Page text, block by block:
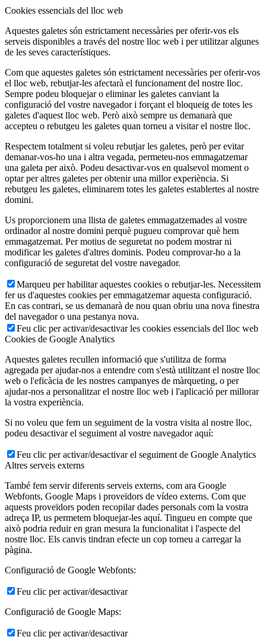
Cookies essencials del lloc web
Aquestes galetes són estrictament necessàries per oferir-vos els
serveis disponibles a través del nostre lloc web i per utilitzar algunes
de les seves característiques.
Com que aquestes galetes són estrictament necessàries per oferir-vos
el lloc web, rebutjar-les afectarà el funcionament del nostre lloc.
Sempre podeu bloquejar o eliminar les galetes canviant la
configuració del vostre navegador i forçant el bloqueig de totes les
galetes d'aquest lloc web. Però això sempre us demanarà que
accepteu o rebutgeu les galetes quan torneu a visitar el nostre lloc.
Respectem totalment si voleu rebutjar les galetes, però per evitar
demanar-vos-ho una i altra vegada, permeteu-nos emmagatzemar
una galeta per això. Podeu desactivar-vos en qualsevol moment o
optar per altres galetes per obtenir una millor experiència. Si
rebutgeu les galetes, eliminarem totes les galetes establertes al nostre
domini.
Us proporcionem una llista de galetes emmagatzemades al vostre
ordinador al nostre domini perquè pugueu comprovar què hem
emmagatzemat. Per motius de seguretat no podem mostrar ni
modificar les galetes d'altres dominis. Podeu comprovar-ho a la
configuració de seguretat del vostre navegador.
Marqueu per habilitar aquestes cookies o rebutjar-les. Necessitem
fer us d'aquestes cookies per emmagatzemar aquesta configuració.
En cas contrari, se us demanarà de nou quan obriu una nova finestra
del navegador o una pestanya nova.
Feu clic per activar/desactivar les cookies essencials del lloc web
Cookies de Google Analytics
Aquestes galetes recullen informació que s'utilitza de forma
agregada per ajudar-nos a entendre com s'està utilitzant el nostre lloc
web o l'eficàcia de les nostres campanyes de màrqueting, o per
ajudar-nos a personalitzar el nostre lloc web i l'aplicació per millorar
la vostra experiència.
Si no voleu que fem un seguiment de la vostra visita al nostre lloc,
podeu desactivar el seguiment al vostre navegador aquí:
Feu clic per activar/desactivar el seguiment de Google Analytics
Altres serveis externs
També fem servir diferents serveis externs, com ara Google
Webfonts, Google Maps i proveïdors de vídeo externs. Com que
aquests proveïdors poden recopilar dades personals com la vostra
adreça IP, us permetem bloquejar-les aquí. Tingueu en compte que
això podria reduir en gran mesura la funcionalitat i l'aspecte del
nostre lloc. Els canvis tindran efecte un cop torneu a carregar la
pàgina.
Configuració de Google Webfonts:
Feu clic per activar/desactivar
Configuració de Google Maps:
Feu clic per activar/desactivar